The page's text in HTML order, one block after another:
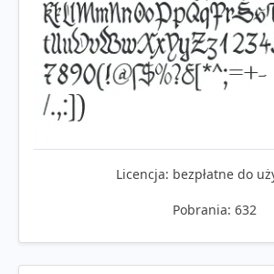
Licencja: bezpłatne do
Pobrania: 632